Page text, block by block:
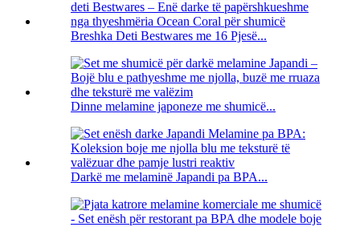
Breshka Deti Bestwares me 16 Pjesë...
Dinne melamine japoneze me shumicë...
Darkë me melaminë Japandi pa BPA...